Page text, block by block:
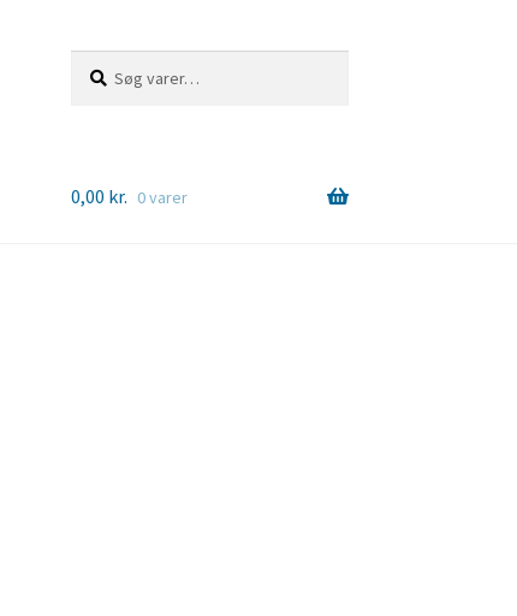
efter:
0,00 kr. 0 varer